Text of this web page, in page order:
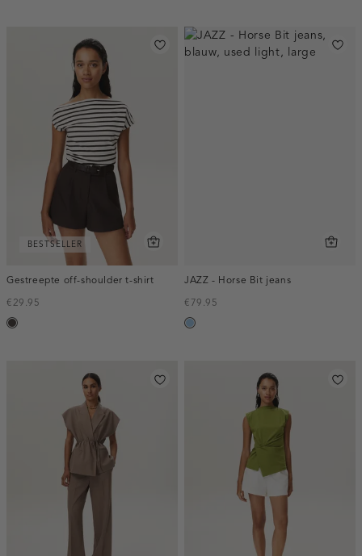
BESTSELLER
Gestreepte off-shoulder t-shirt
€29.95
choco
JAZZ - Horse Bit jeans
€79.95
blauw,